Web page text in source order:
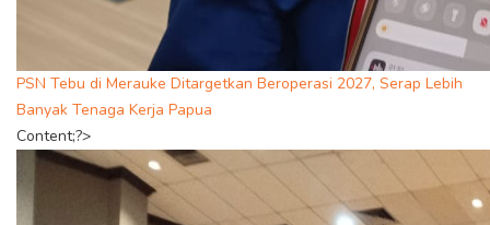
PSN Tebu di Merauke Ditargetkan Beroperasi 2027, Serap Lebih
Banyak Tenaga Kerja Papua
Content;?>